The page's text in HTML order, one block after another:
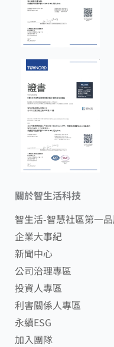
關於智生活科技
智生活-智慧社區第一
企業大事紀
新聞中心
公司治理專區
投資人專區
利害關係人專區
永續ESG
加入團隊